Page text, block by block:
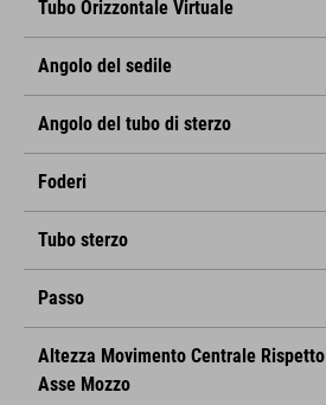
Tubo Orizzontale Virtuale
Angolo del sedile
Angolo del tubo di sterzo
Foderi
Tubo sterzo
Passo
Altezza Movimento Centrale Rispetto
Asse Mozzo